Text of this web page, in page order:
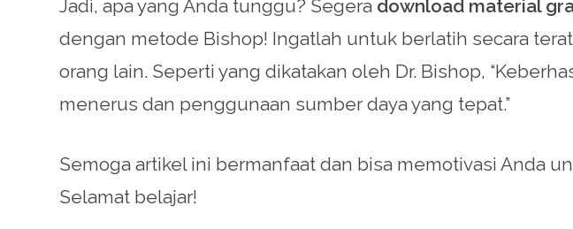
Jadi, apa yang Anda tunggu? Segera download material
dengan metode Bishop! Ingatlah untuk berlatih secara
orang lain. Seperti yang dikatakan oleh Dr. Bishop,
menerus dan penggunaan sumber daya yang tepat.”
Semoga artikel ini bermanfaat dan bisa memotivasi Anda
Selamat belajar!